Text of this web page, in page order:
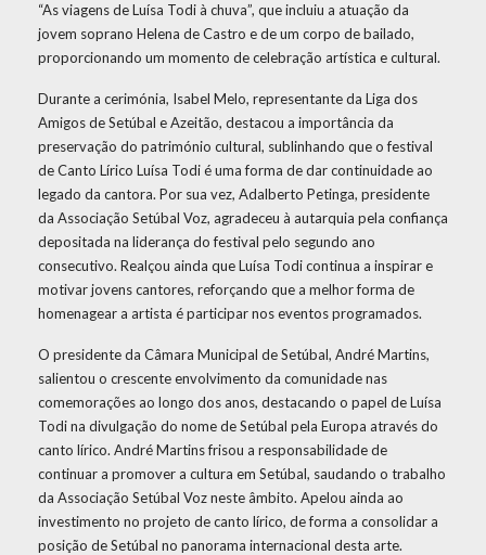
“As viagens de Luísa Todi à chuva”, que incluiu a atuação da
jovem soprano Helena de Castro e de um corpo de bailado,
proporcionando um momento de celebração artística e cultural.
Durante a cerimónia, Isabel Melo, representante da Liga dos
Amigos de Setúbal e Azeitão, destacou a importância da
preservação do património cultural, sublinhando que o festival
de Canto Lírico Luísa Todi é uma forma de dar continuidade ao
legado da cantora. Por sua vez, Adalberto Petinga, presidente
da Associação Setúbal Voz, agradeceu à autarquia pela confiança
depositada na liderança do festival pelo segundo ano
consecutivo. Realçou ainda que Luísa Todi continua a inspirar e
motivar jovens cantores, reforçando que a melhor forma de
homenagear a artista é participar nos eventos programados.
O presidente da Câmara Municipal de Setúbal, André Martins,
salientou o crescente envolvimento da comunidade nas
comemorações ao longo dos anos, destacando o papel de Luísa
Todi na divulgação do nome de Setúbal pela Europa através do
canto lírico. André Martins frisou a responsabilidade de
continuar a promover a cultura em Setúbal, saudando o trabalho
da Associação Setúbal Voz neste âmbito. Apelou ainda ao
investimento no projeto de canto lírico, de forma a consolidar a
posição de Setúbal no panorama internacional desta arte.